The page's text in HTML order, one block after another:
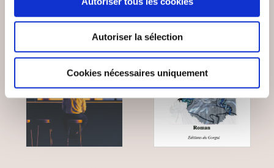
Autoriser la sélection
Cookies nécessaires uniquement
NEW